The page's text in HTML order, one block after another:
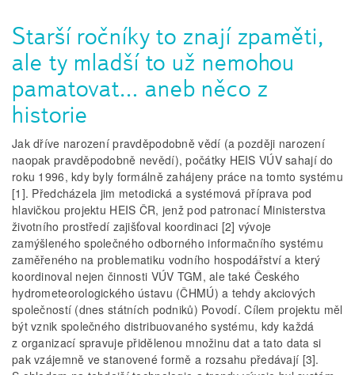
Starší ročníky to znají zpaměti,
ale ty mladší to už nemohou
pamatovat… aneb něco z
historie
Jak dříve narození pravděpodobně vědí (a později narození
naopak pravděpodobně nevědí), počátky HEIS VÚV sahají do
roku 1996, kdy byly formálně zahájeny práce na tomto systému
[1]. Předcházela jim metodická a systémová příprava pod
hlavičkou projektu HEIS ČR, jenž pod patronací Ministerstva
životního prostředí zajišťoval koordinaci [2] vývoje
zamýšleného společného odborného informačního systému
zaměřeného na problematiku vodního hospodářství a který
koordinoval nejen činnosti VÚV TGM, ale také Českého
hydrometeorologického ústavu (ČHMÚ) a tehdy akciových
společností (dnes státních podniků) Povodí. Cílem projektu měl
být vznik společného distribuovaného systému, kdy každá
z organizací spravuje přidělenou množinu dat a tato data si
pak vzájemně ve stanovené formě a rozsahu předávají [3].